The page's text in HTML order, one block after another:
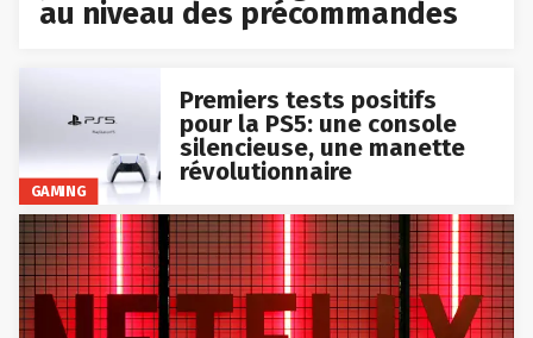
au niveau des précommandes
GAMING
Premiers tests positifs
pour la PS5: une console
silencieuse, une manette
révolutionnaire